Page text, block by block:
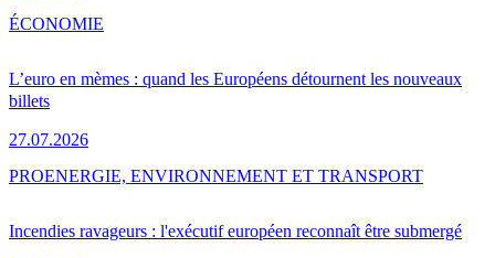
L’euro en mèmes : quand les Européens détournent les nouveaux
billets
27.07.2026
ÉCONOMIE
Incendies ravageurs : l'exécutif européen reconnaît être submergé
PROENERGIE, ENVIRONNEMENT ET TRANSPORT